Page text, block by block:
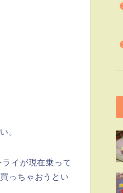
。
イが現在乗って
っちゃおうとい